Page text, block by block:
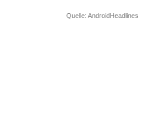
Quelle: AndroidHeadlines